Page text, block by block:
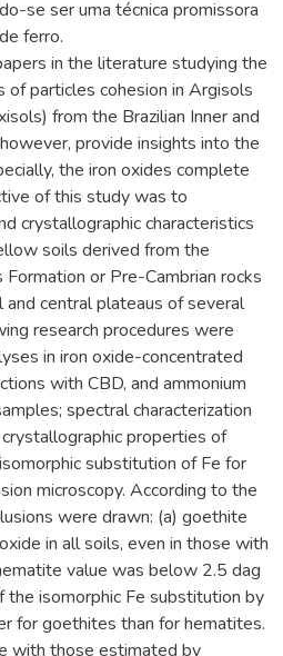
se ser uma técnica promissora
ferro.
in the literature studying the
of particles cohesion in Argisols
from the Brazilian Inner and
provide insights into the
the iron oxides complete
of this study was to
crystallographic characteristics
soils derived from the
or Pre-Cambrian rocks
central plateaus of several
research procedures were
in iron oxide-concentrated
with CBD, and ammonium
spectral characterization
properties of
substitution of Fe for
microscopy. According to the
were drawn: (a) goethite
in all soils, even in those with
value was below 2.5 dag
isomorphic Fe substitution by
for goethites than for hematites.
with those estimated by